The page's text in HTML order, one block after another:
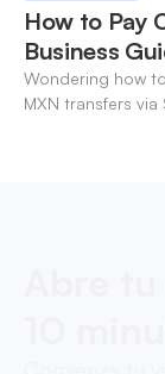
How to Pay
Business
Wondering how
MXN transfers